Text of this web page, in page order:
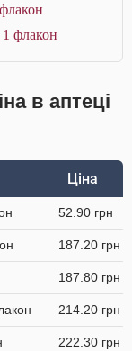
1 флакон
в аптеці
Ціна
52.90 грн
187.20 грн
187.80 грн
214.20 грн
222.30 грн